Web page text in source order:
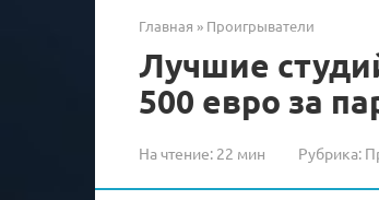
Главная » Проигрыватели
Лучшие
500 евро за
На чтение: 22 мин Рубрика: